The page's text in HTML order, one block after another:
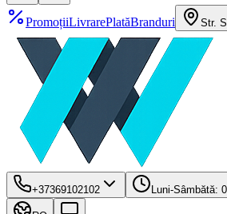
PromoțiiLivrarePlatăBranduri Str.
+37369102102 Luni-Sâmbătă: